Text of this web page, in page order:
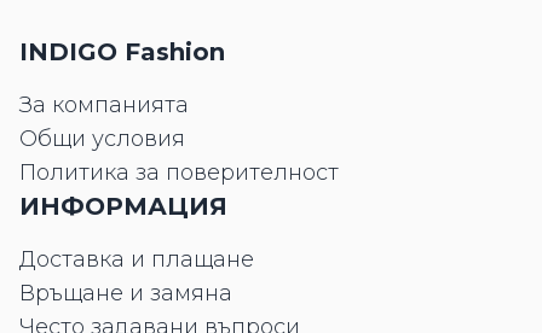
INDIGO Fashion
За компанията
Общи условия
Политика за поверителност
ИНФОРМАЦИЯ
Доставка и плащане
Връщане и замяна
Често задавани въпроси